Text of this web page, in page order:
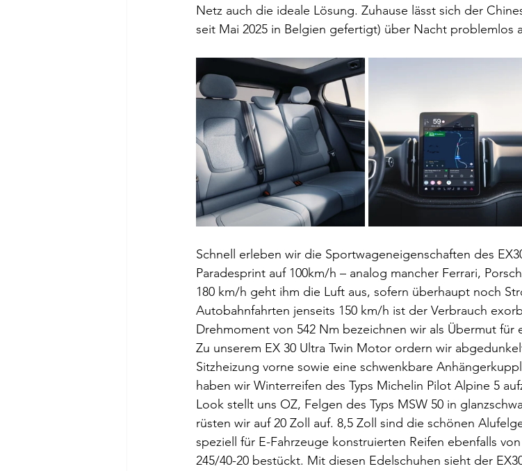
Netz auch die ideale Lösung. Zuhause lässt sich der
seit Mai 2025 in Belgien gefertigt) über Nacht problemlos
Schnell erleben wir die Sportwageneigenschaften des
Paradesprint auf 100km/h – analog mancher Ferrari,
180 km/h geht ihm die Luft aus, sofern überhaupt noch
Autobahnfahrten jenseits 150 km/h ist der Verbrauch
Drehmoment von 542 Nm bezeichnen wir als Übermut für
Zu unserem EX 30 Ultra Twin Motor ordern wir
Sitzheizung vorne sowie eine schwenkbare
haben wir Winterreifen des Typs Michelin Pilot Alpine 5
Look stellt uns OZ, Felgen des Typs MSW 50 in
rüsten wir auf 20 Zoll auf. 8,5 Zoll sind die schönen
speziell für E-Fahrzeuge konstruierten Reifen ebenfalls
245/40-20 bestückt. Mit diesen Edelschuhen sieht der